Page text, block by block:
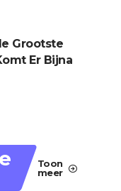
Grootste
Er Bijna
Toon
meer